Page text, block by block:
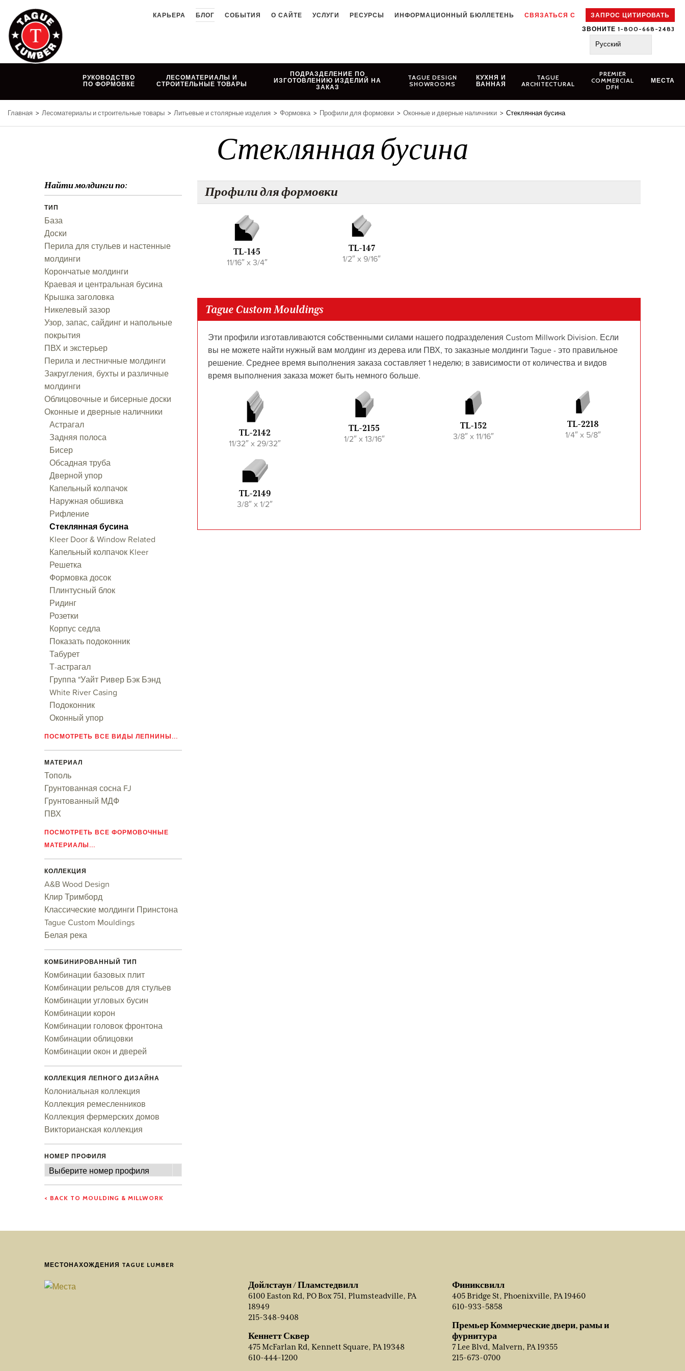
content
КАРЬЕРА БЛОГ СОБЫТИЯ О САЙТЕ УСЛУГИ РЕСУРСЫ ИНФОРМАЦИОННЫЙ БЮЛЛЕТЕНЬ СВЯЗАТЬСЯ С
ЗАПРОС ЦИТИРОВАТЬ
ЗВОНИТЕ 1-800-668-2483
Русский
РУКОВОДСТВО
ПО ФОРМОВКЕ
ЛЕСОМАТЕРИАЛЫ И
СТРОИТЕЛЬНЫЕ ТОВАРЫ
ПОДРАЗДЕЛЕНИЕ ПО
ИЗГОТОВЛЕНИЮ ИЗДЕЛИЙ НА
ЗАКАЗ
TAGUE DESIGN
SHOWROOMS
КУХНЯ И
ВАННАЯ
TAGUE
ARCHITECTURAL
PREMIER
COMMERCIAL
DFH
МЕСТА
Главная > Лесоматериалы и строительные товары > Литьевые и столярные изделия > Формовка> Профили для формовки > Оконные и дверные наличники > Стеклянная бусина
Стеклянная бусина
Профили для формовки
TL-145
11/16″ x 3/4″
TL-147
1/2″ x 9/16″
Tague Custom Mouldings
Эти профили изготавливаются собственными силами нашего подразделения Custom Millwork Division. Если
вы не можете найти нужный вам молдинг из дерева или ПВХ, то заказные молдинги Tague - это правильное
решение. Среднее время выполнения заказа составляет 1 неделю; в зависимости от количества и видов
время выполнения заказа может быть немного больше.
TL-2142
11/32″ x 29/32″
TL-2155
1/2″ x 13/16″
TL-152
3/8″ x 11/16″
TL-2218
1/4″ x 5/8″
TL-2149
3/8″ x 1/2″
Найти молдинги по:
ТИП
База
Доски
Перила для стульев и настенные
молдинги
Корончатые молдинги
Краевая и центральная бусина
Крышка заголовка
Никелевый зазор
Узор, запас, сайдинг и напольные
покрытия
ПВХ и экстерьер
Перила и лестничные молдинги
Закругления, бухты и различные
молдинги
Облицовочные и бисерные доски
Оконные и дверные наличники
Астрагал
Задняя полоса
Бисер
Обсадная труба
Дверной упор
Капельный колпачок
Наружная обшивка
Рифление
Стеклянная бусина
Kleer Door & Window Related
Капельный колпачок Kleer
Решетка
Формовка досок
Плинтусный блок
Ридинг
Розетки
Корпус седла
Показать подоконник
Табурет
Т-астрагал
Группа "Уайт Ривер Бэк Бэнд
White River Casing
Подоконник
Оконный упор
ПОСМОТРЕТЬ ВСЕ ВИДЫ ЛЕПНИНЫ...
МАТЕРИАЛ
Тополь
Грунтованная сосна FJ
Грунтованный МДФ
ПВХ
ПОСМОТРЕТЬ ВСЕ ФОРМОВОЧНЫЕ
МАТЕРИАЛЫ...
КОЛЛЕКЦИЯ
A&B Wood Design
Клир Тримборд
Классические молдинги Принстона
Tague Custom Mouldings
Белая река
КОМБИНИРОВАННЫЙ ТИП
Комбинации базовых плит
Комбинации рельсов для стульев
Комбинации угловых бусин
Комбинации корон
Комбинации головок фронтона
Комбинации облицовки
Комбинации окон и дверей
КОЛЛЕКЦИЯ ЛЕПНОГО ДИЗАЙНА
Колониальная коллекция
Коллекция ремесленников
Коллекция фермерских домов
Викторианская коллекция
НОМЕР ПРОФИЛЯ
Номер
Выберите номер профиля
< BACK TO MOULDING & MILLWORK
МЕСТОНАХОЖДЕНИЯ TAGUE LUMBER
Дойлстаун / Пламстедвилл
6100 Easton Rd, PO Box 751, Plumsteadville, PA
18949
215-348-9408
Кеннетт Сквер
475 McFarlan Rd, Kennett Square, PA 19348
610-444-1200
Финиксвилл
405 Bridge St, Phoenixville, PA 19460
610-933-5858
Премьер Коммерческие двери, рамы и
фурнитура
7 Lee Blvd, Malvern, PA 19355
215-673-0700